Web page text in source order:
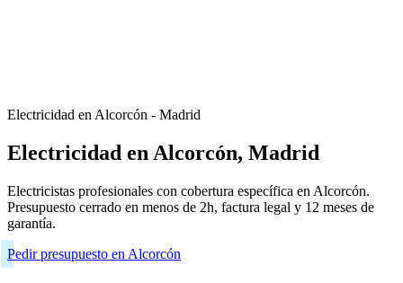
Electricidad en Alcorcón - Madrid
Electricidad en Alcorcón, Madrid
Electricistas profesionales con cobertura específica en Alcorcón.
Presupuesto cerrado en menos de 2h, factura legal y 12 meses de
garantía.
Pedir presupuesto en Alcorcón